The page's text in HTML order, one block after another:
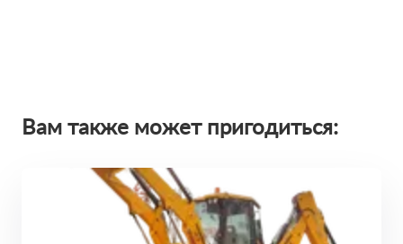
Вам также может пригодиться: